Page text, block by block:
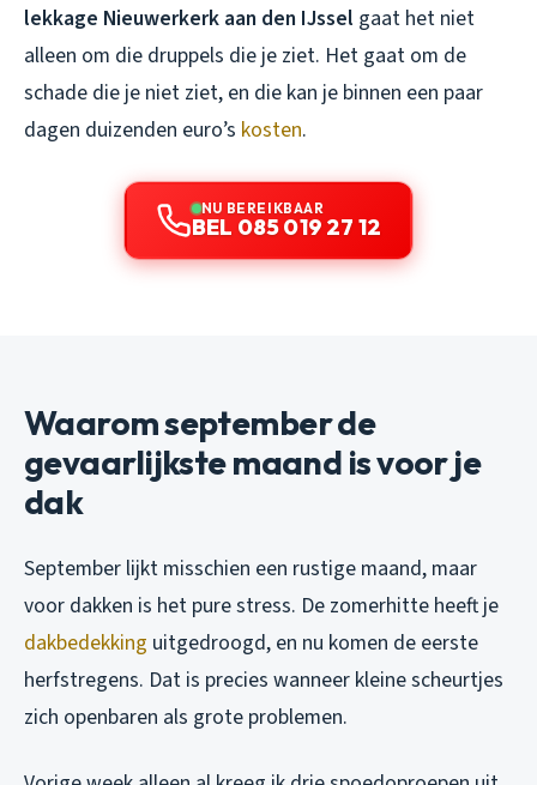
lekkage Nieuwerkerk aan den IJssel gaat het niet
alleen om die druppels die je ziet. Het gaat om de
schade die je niet ziet, en die kan je binnen een paar
dagen duizenden euro’s kosten.
NU BEREIKBAAR
BEL 085 019 27 12
Waarom september de
gevaarlijkste maand is voor je
dak
September lijkt misschien een rustige maand, maar
voor dakken is het pure stress. De zomerhitte heeft je
dakbedekking uitgedroogd, en nu komen de eerste
herfstregens. Dat is precies wanneer kleine scheurtjes
zich openbaren als grote problemen.